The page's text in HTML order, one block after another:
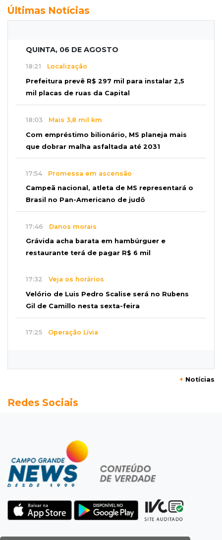
Últimas Notícias
QUINTA, 06 DE AGOSTO
18:21 Localização
Prefeitura prevê R$ 297 mil para instalar 2,5
mil placas de ruas da Capital
18:03 Mais 3,8 mil km
Com empréstimo bilionário, MS planeja mais
que dobrar malha asfaltada até 2031
17:54 Promessa em ascensão
Campeã nacional, atleta de MS representará o
Brasil no Pan-Americano de judô
17:46 Danos morais
Grávida acha barata em hambúrguer e
restaurante terá de pagar R$ 6 mil
17:32 Veja os horários
Velório de Luis Pedro Scalise será no Rubens
Gil de Camillo nesta sexta-feira
17:25 Operação Lívia
Idoso sofre mal súbito enquanto dirigia e
Dourados
CAC que usou dados falsos para conseguir
autorização é alvo da PF
Infraestrutura se torna alicerce da nova
economia de MS, diz Gerson Claro
+ Notícias
Redes Sociais